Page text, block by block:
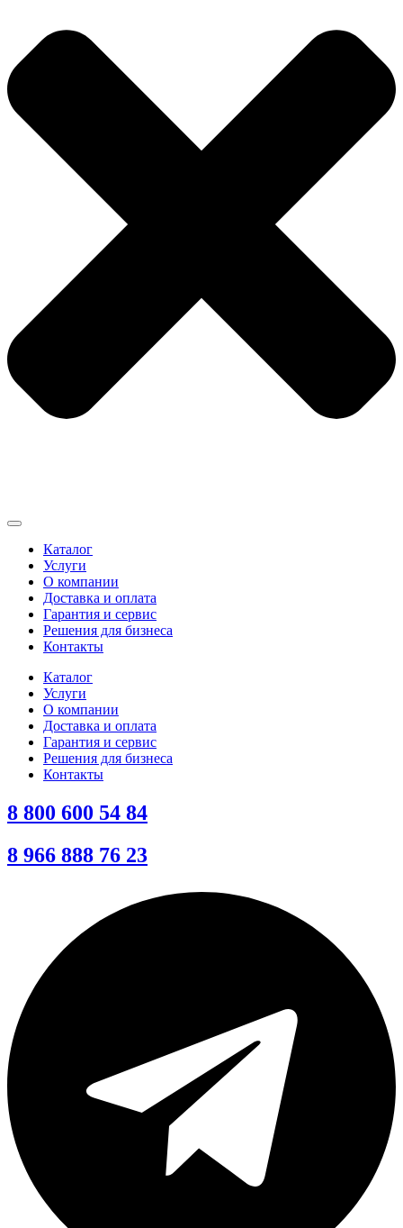
Каталог
Услуги
О компании
Доставка и оплата
Гарантия и сервис
Решения для бизнеса
Контакты
Каталог
Услуги
О компании
Доставка и оплата
Гарантия и сервис
Решения для бизнеса
Контакты
8 800 600 54 84
8 966 888 76 23